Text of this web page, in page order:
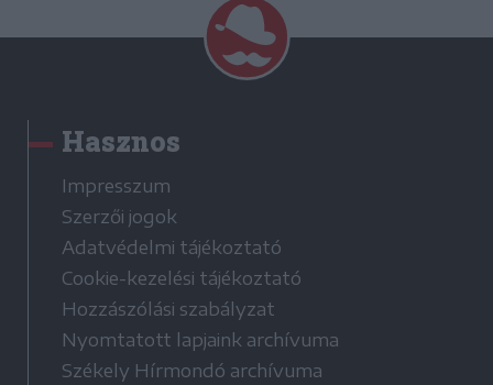
Hasznos
Impresszum
Szerzői jogok
Adatvédelmi tájékoztató
Cookie-kezelési tájékoztató
Hozzászólási szabályzat
Nyomtatott lapjaink archívuma
Székely Hírmondó archívuma